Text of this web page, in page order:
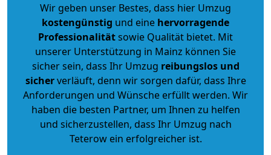
Wir geben unser Bestes, dass hier Umzug
kostengünstig und eine hervorragende
Professionalitätsowie Qualität bietet. Mit
unserer Unterstützung in Mainz können Sie
sicher sein, dass Ihr Umzug reibungslos und
sicherverläuft, denn wir sorgen dafür, dass Ihre
Anforderungen und Wünsche erfüllt werden. Wir
haben die besten Partner, um Ihnen zu helfen
und sicherzustellen, dass Ihr Umzug nach
Teterow ein erfolgreicher ist.